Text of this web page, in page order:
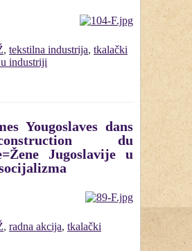
, tekstilna industrija, tkalački
industriji
Yougoslaves dans
du
Jugoslavije u
, radna akcija, tkalački